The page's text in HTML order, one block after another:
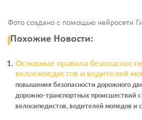
Фото создано с помощью нейросети
Похожие Новости:
Основные правила
велосипедистов и водителей
повышения безопасности дорожного
дорожно‑транспортных происшествий
велосипедистов, водителей мопедов и